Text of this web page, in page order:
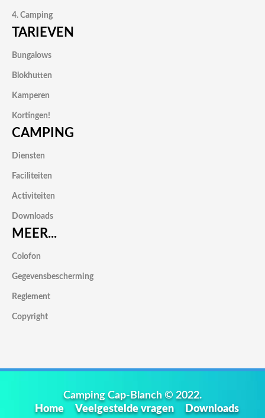
4. Camping
TARIEVEN
Bungalows
Blokhutten
Kamperen
Kortingen!
CAMPING
Diensten
Faciliteiten
Activiteiten
Downloads
MEER...
Colofon
Gegevensbescherming
Reglement
Copyright
Camping Cap-Blanch © 2022.
Home
Veelgestelde vragen Downloads